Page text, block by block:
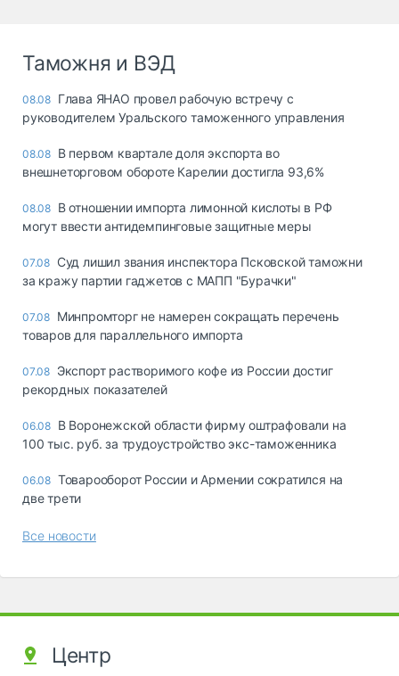
Таможня и ВЭД
08.08 Глава ЯНАО провел рабочую встречу с
руководителем Уральского таможенного управления
08.08 В первом квартале доля экспорта во
внешнеторговом обороте Карелии достигла 93,6%
08.08 В отношении импорта лимонной кислоты в РФ
могут ввести антидемпинговые защитные меры
07.08 Суд лишил звания инспектора Псковской таможни
за кражу партии гаджетов с МАПП "Бурачки"
07.08 Минпромторг не намерен сокращать перечень
товаров для параллельного импорта
07.08 Экспорт растворимого кофе из России достиг
рекордных показателей
06.08 В Воронежской области фирму оштрафовали на
100 тыс. руб. за трудоустройство экс-таможенника
06.08 Товарооборот России и Армении сократился на
две трети
Все новости
Центр